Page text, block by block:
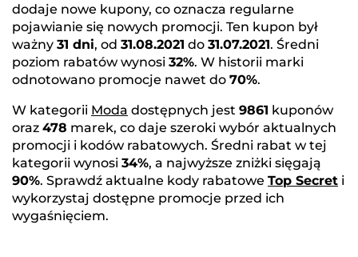
dodaje nowe kupony, co oznacza regularne
pojawianie się nowych promocji. Ten kupon był
ważny 31 dni, od 31.08.2021 do 31.07.2021. Średni
poziom rabatów wynosi 32%. W historii marki
odnotowano promocje nawet do 70%.
W kategorii Moda dostępnych jest 9861 kuponów
oraz 478 marek, co daje szeroki wybór aktualnych
promocji i kodów rabatowych. Średni rabat w tej
kategorii wynosi 34%, a najwyższe zniżki sięgają
90%. Sprawdź aktualne kody rabatowe Top Secret i
wykorzystaj dostępne promocje przed ich
wygaśnięciem.